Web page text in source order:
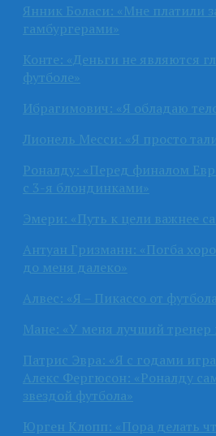
Янник Боласи: «Мне платили
гамбургерами»
Конте: «Деньги не являются
футболе»
Ибрагимович: «Я обладаю
Лионель Месси: «Я просто
Роналду: «Перед финалом
с 3-я блондинками»
Эмери: «Путь к цели важнее
Антуан Гризманн: «Погба
до меня далеко»
Алвес: «Я – Пикассо от
Мане: «У меня лучший тренер
Патрис Эвра: «Я с годами
Алекс Фергюсон: «Роналду
звездой футбола»
Юрген Клопп: «Пора делать